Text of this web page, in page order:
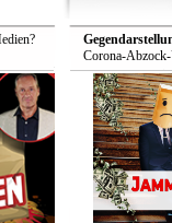
Corona-